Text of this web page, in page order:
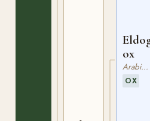
ox
Arabiskt Fullblod
OX